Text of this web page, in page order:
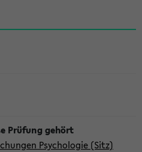
Psychologie (Sitz)